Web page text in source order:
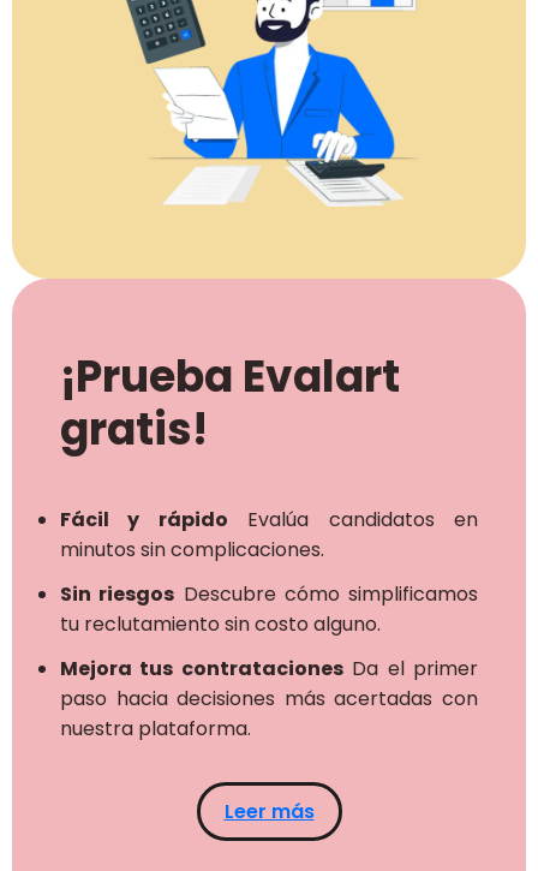
¡Prueba Evalart
gratis!
Fácil y rápido Evalúa candidatos en
minutos sin complicaciones.
Sin riesgos Descubre cómo simplificamos
tu reclutamiento sin costo alguno.
Mejora tus contratacionesDa el primer
paso hacia decisiones más acertadas con
nuestra plataforma.
Leer más